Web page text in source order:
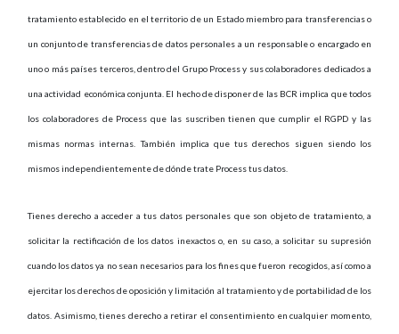
tratamiento establecido en el territorio de un Estado miembro para transferencias o
un conjunto de transferencias de datos personales a un responsable o encargado en
uno o más países terceros, dentro del Grupo Process y sus colaboradores dedicados a
una actividad económica conjunta. El hecho de disponer de las BCR implica que todos
los colaboradores de Process que las suscriben tienen que cumplir el RGPD y las
mismas normas internas. También implica que tus derechos siguen siendo los
mismos independientemente de dónde trate Process tus datos.
Tienes derecho a acceder a tus datos personales que son objeto de tratamiento, a
solicitar la rectificación de los datos inexactos o, en su caso, a solicitar su supresión
cuando los datos ya no sean necesarios para los fines que fueron recogidos, así como a
ejercitar los derechos de oposición y limitación al tratamiento y de portabilidad de los
datos. Asimismo, tienes derecho a retirar el consentimiento en cualquier momento,